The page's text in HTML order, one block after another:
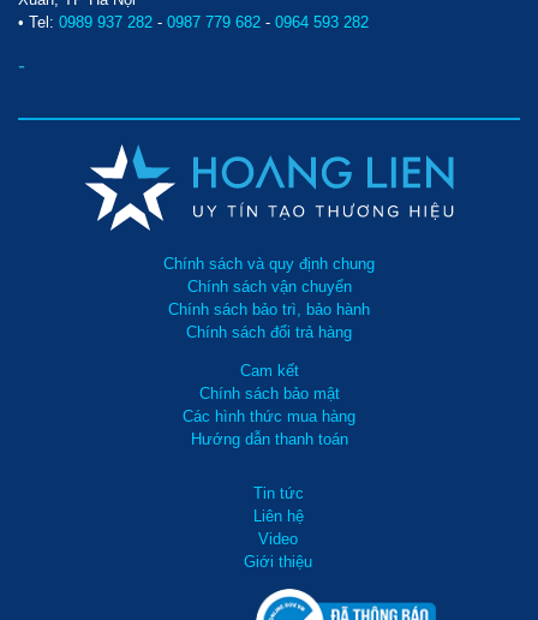
• Tel: 0989 937 282 - 0987 779 682 - 0964 593 282
-
Chính sách và quy định chung
Chính sách vận chuyển
Chính sách bảo trì, bảo hành
Chính sách đổi trả hàng
Cam kết
Chính sách bảo mật
Các hình thức mua hàng
Hướng dẫn thanh toán
Tin tức
Liên hệ
Video
Giới thiệu